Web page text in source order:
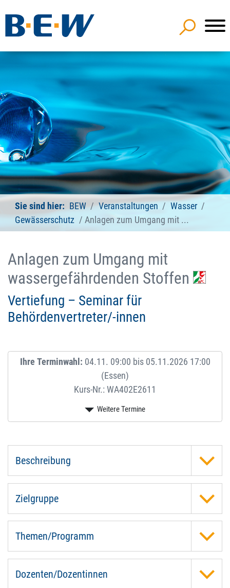
Sie sind hier: BEW Veranstaltungen
Wasser
Gewässerschutz
Anlagen zum Umgang mit ...
Anlagen zum Umgang mit
wassergefährdenden Stoffen
Vertiefung – Seminar für
Behördenvertreter/-innen
Ihre Terminwahl: 04.11. 09:00 bis 05.11.2026 17:00
(Essen)
Kurs-Nr.: WA402E2611
Beschreibung
Zielgruppe
Themen/Programm
Dozenten/Dozentinnen